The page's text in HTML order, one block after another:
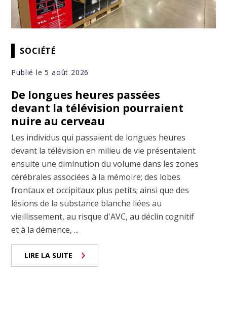
SOCIÉTÉ
Publié le 5 août 2026
De longues heures passées
devant la télévision pourraient
nuire au cerveau
Les individus qui passaient de longues heures
devant la télévision en milieu de vie présentaient
ensuite une diminution du volume dans les zones
cérébrales associées à la mémoire; des lobes
frontaux et occipitaux plus petits; ainsi que des
lésions de la substance blanche liées au
vieillissement, au risque d'AVC, au déclin cognitif
et à la démence, ...
LIRE LA SUITE